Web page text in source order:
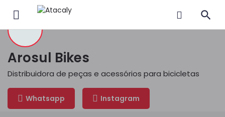
Arosul Bikes
Distribuidora de peças e acessórios para bicicletas
Whatsapp Instagram